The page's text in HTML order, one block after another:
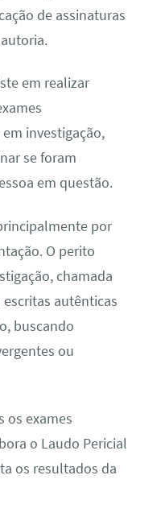
de assinaturas
em realizar
investigação,
se foram
em questão.
por
O perito
chamada
autênticas
buscando
ou
os exames
o Laudo Pericial
os resultados da